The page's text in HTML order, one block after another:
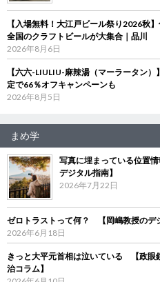
【入場無料！大江戸ビール祭り2026秋
全国のクラフトビールが大集合｜品川
2026年8月6日
【六六-LIULIU-麻辣湯（マーラータン
定で66％オフキャンペーンも
2026年8月5日
まめ学
写真に埋まっている位置
デジタル指南】
2026年7月22日
ゼロトラストって何？ 【岡嶋教授のデ
2026年6月18日
きっと大平元首相は泣いている 【政眼
治コラム】